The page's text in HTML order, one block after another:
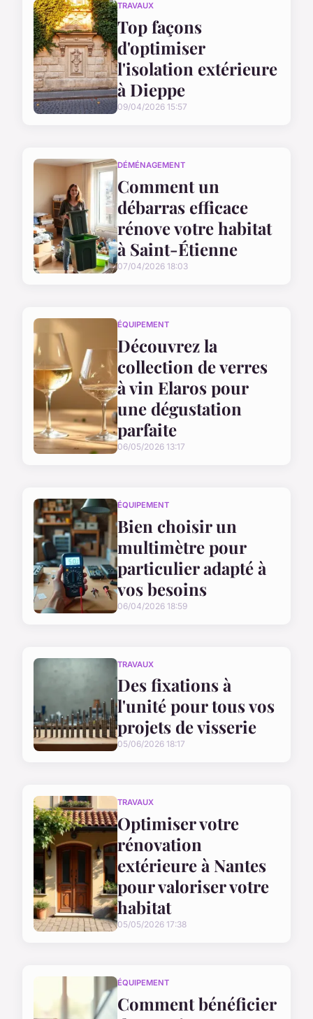
TRAVAUX
Top façons
d'optimiser
l'isolation extérieure
à Dieppe
09/04/2026 15:57
DÉMÉNAGEMENT
Comment un
débarras efficace
rénove votre habitat
à Saint-Étienne
07/04/2026 18:03
ÉQUIPEMENT
Découvrez la
collection de verres
à vin Elaros pour
une dégustation
parfaite
06/05/2026 13:17
ÉQUIPEMENT
Bien choisir un
multimètre pour
particulier adapté à
vos besoins
06/04/2026 18:59
TRAVAUX
Des fixations à
l'unité pour tous vos
projets de visserie
05/06/2026 18:17
TRAVAUX
Optimiser votre
rénovation
extérieure à Nantes
pour valoriser votre
habitat
05/05/2026 17:38
ÉQUIPEMENT
Comment bénéficier